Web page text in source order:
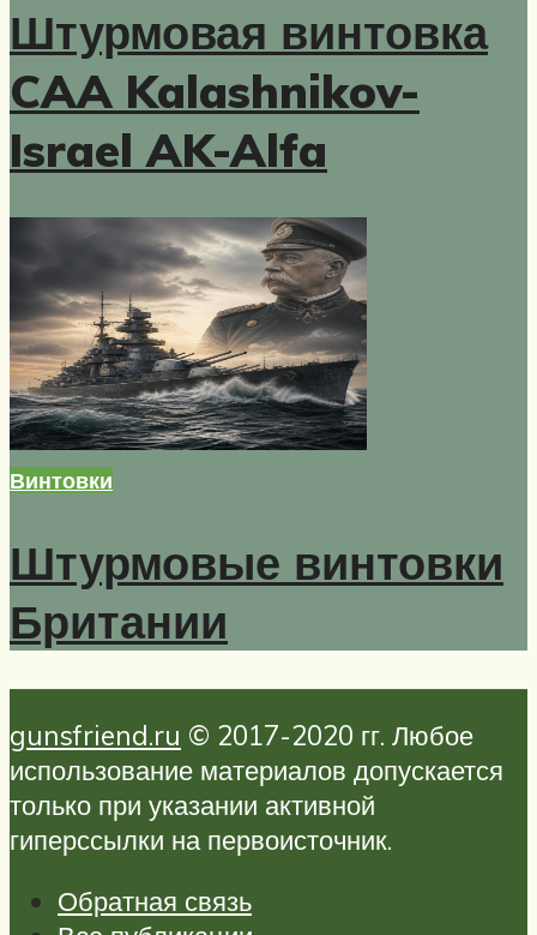
Штурмовая винтовка
CAA Kalashnikov-
Israel AK-Alfa
Винтовки
Штурмовые винтовки
Британии
gunsfriend.ru © 2017-2020 гг. Любое
использование материалов допускается
только при указании активной
гиперссылки на первоисточник.
Обратная связь